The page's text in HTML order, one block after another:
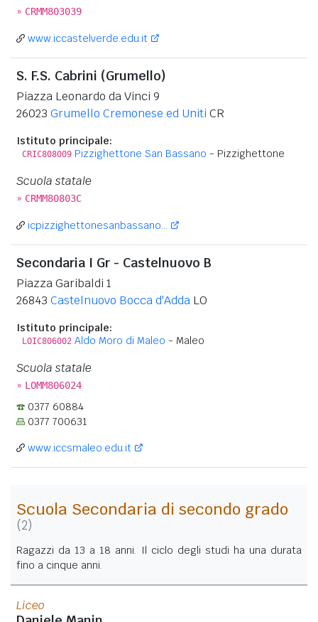
» CRMM803039
www.iccastelverde.edu.it
S. F.S. Cabrini (Grumello)
Piazza Leonardo da Vinci 9
26023 Grumello Cremonese ed Uniti CR
Istituto principale:
CRIC808009 Pizzighettone San Bassano - Pizzighettone
Scuola statale
» CRMM80803C
icpizzighettonesanbassano...
Secondaria I Gr - Castelnuovo B
Piazza Garibaldi 1
26843 Castelnuovo Bocca d'Adda LO
Istituto principale:
LOIC806002 Aldo Moro di Maleo - Maleo
Scuola statale
» LOMM806024
0377 60884
0377 700631
www.iccsmaleo.edu.it
Scuola Secondaria di secondo grado
(2)
Ragazzi da 13 a 18 anni. Il ciclo degli studi ha una durata
fino a cinque anni.
Liceo